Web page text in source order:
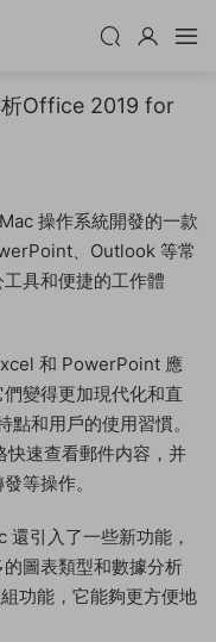
析Office 2019 for
操作系統開發的一款
、Outlook 等常
具和便捷的工作體
和 PowerPoint 應
變得更加現代化和直
和用戶的使用習慣。
速查看郵件内容，并
等操作。
引入了一些新功能，
圖表類型和數據分析
功能，它能夠更方便地